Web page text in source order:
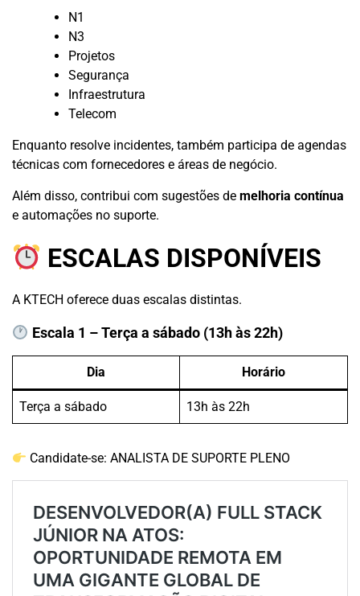
N1
N3
Projetos
Segurança
Infraestrutura
Telecom
Enquanto resolve incidentes, também participa de agendas
técnicas com fornecedores e áreas de negócio.
Além disso, contribui com sugestões de melhoria contínua
e automações no suporte.
ESCALAS DISPONÍVEIS
A KTECH oferece duas escalas distintas.
Escala 1 – Terça a sábado (13h às 22h)
Dia Horário
Terça a sábado 13h às 22h
Candidate-se:ANALISTA DE SUPORTE PLENO